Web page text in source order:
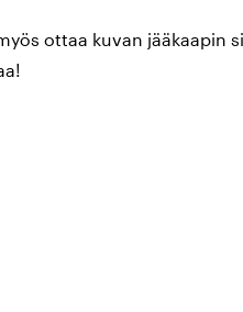
ottaa kuvan jääkaapin